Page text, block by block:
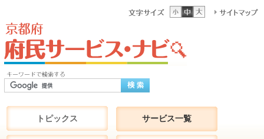
トピックス サービス一覧